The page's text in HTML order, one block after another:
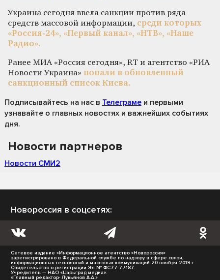
Украина сегодня ввела санкции против ряда
средств массовой информации, среди которых
«Россия-24», «Первый канал», «НТВ», «Наше
Радио».
Ранее МИА «Россия сегодня», RT и агентство «РИА
Новости Украина» попали в обновленный
санкционный список Киева.
Подписывайтесь на нас в Телеграме и первыми
узнавайте о главных новостях и важнейших событиях
дня.
Новости партнеров
Новости СМИ2
Новороссия в соцсетях:
Сетевое издание «Информационное агентство «Новороссия»
зарегистрировано в Федеральной службе по надзору в сфере связи,
информационных технологий и массовых коммуникаций 20 ноября 2019 г.
Свидетельство о регистрации Эл № ФС77-77187.
Учредитель — НАО «Царьград медиа».
«Главный редактор- Лукьянов А.А.»